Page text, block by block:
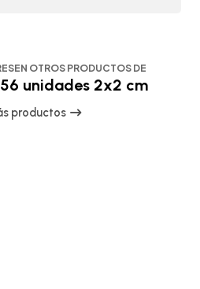
OTROS PRODUCTOS DE
unidades 2x2 cm
productos